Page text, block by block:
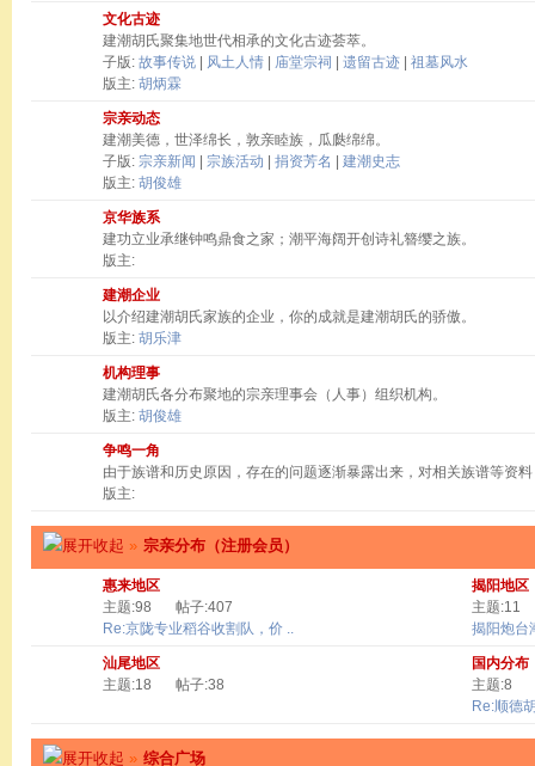
文化古迹
建潮胡氏聚集地世代相承的文化古迹荟萃。
子版: 故事传说 风土人情 庙堂宗祠 遗留古迹
祖墓风水
版主: 胡炳霖
宗亲动态
建潮美德，世泽绵长，敦亲睦族，瓜瓞绵绵。
子版: 宗亲新闻 宗族活动 捐资芳名
建潮史志
版主: 胡俊雄
京华族系
建功立业承继钟鸣鼎食之家；潮平海阔开创诗礼簪缨之族。
版主:
建潮企业
以介绍建潮胡氏家族的企业，你的成就是建潮胡氏的骄傲。
版主: 胡乐津
机构理事
建潮胡氏各分布聚地的宗亲理事会（人事）组织机构。
版主: 胡俊雄
争鸣一角
由于族谱和历史原因，存在的问题逐渐暴露出来，对相关族谱等资
版主:
» 宗亲分布（注册会员）
惠来地区
主题:98
帖子:407
Re:京陇专业稻谷收割队，价 ..
揭阳地区
主题:11
揭阳炮台
汕尾地区
主题:18
帖子:38
国内分布
主题:8
Re:顺德
» 综合广场